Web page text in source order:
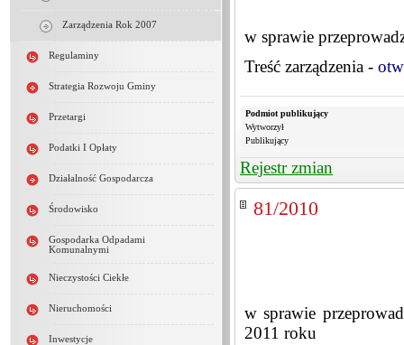
Zarządzenia Rok 2007
Regulaminy
Strategia Rozwoju Gminy
Przetargi
Podatki I Opłaty
Działalność Gospodarcza
Środowisko
Gospodarka Odpadami
Komunalnymi
Nieczystości Ciekłe
Nieruchomości
Inwestycje
w sprawie
Treść zarządzenia -
Podmiot publikujący
Wytworzył
Publikujący
Rejestr zmian
81/2010
w sprawie
2011 roku